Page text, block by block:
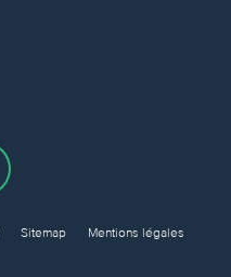
Sitemap
Mentions légales